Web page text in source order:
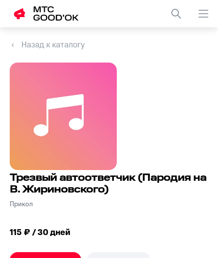
Назад к каталогу
Трезвый автоответчик (Пародия на
В. Жириновского)
Прикол
115 ₽ / 30 дней